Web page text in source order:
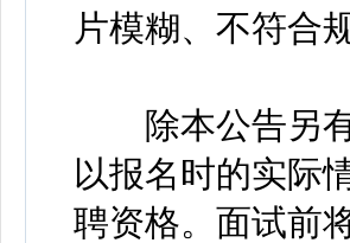
片模糊、不符合
除本公告另有
以报名时的实际
聘资格。面试前